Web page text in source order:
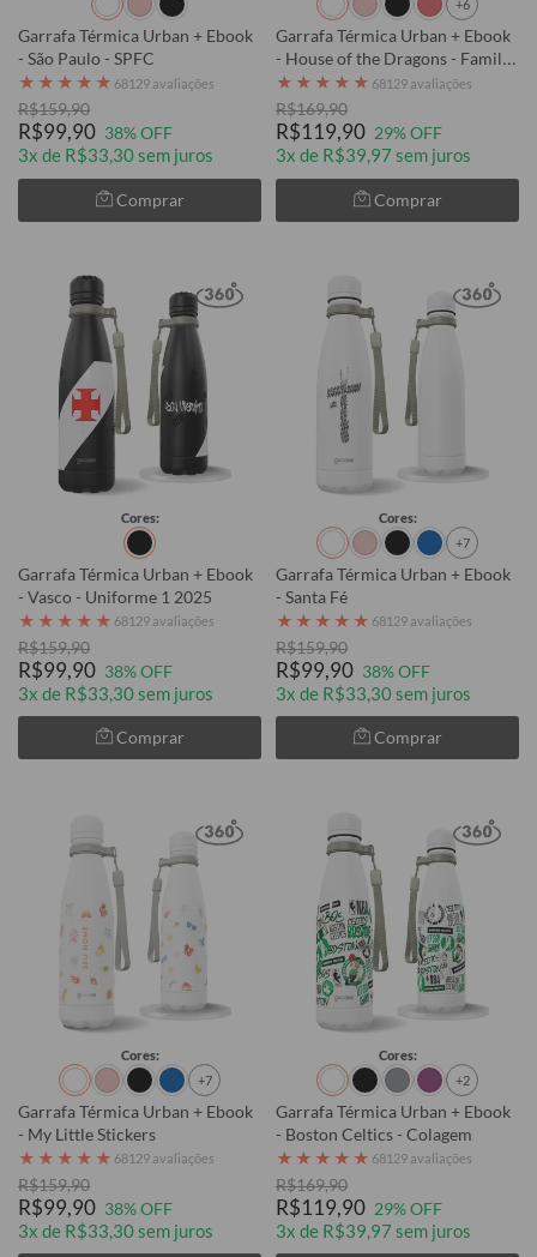
Garrafa Térmica Urban + Ebook
- São Paulo - SPFC
★ ★ ★ ★ ★ 68129 avaliações
R$159,90
R$99,90 38% OFF
3x de R$33,30 sem juros
Comprar
+6
Garrafa Térmica Urban + Ebook
- House of the Dragons - Family
Tree
★ ★ ★ ★ ★ 68129 avaliações
R$169,90
R$119,90 29% OFF
3x de R$39,97 sem juros
Comprar
Cores:
Garrafa Térmica Urban + Ebook
- Vasco - Uniforme 1 2025
★ ★ ★ ★ ★ 68129 avaliações
R$159,90
R$99,90 38% OFF
3x de R$33,30 sem juros
Comprar
Cores:
+7
Garrafa Térmica Urban + Ebook
- Santa Fé
★ ★ ★ ★ ★ 68129 avaliações
R$159,90
R$99,90 38% OFF
3x de R$33,30 sem juros
Comprar
Cores:
+7
Garrafa Térmica Urban + Ebook
- My Little Stickers
★ ★ ★ ★ ★ 68129 avaliações
R$159,90
R$99,90 38% OFF
3x de R$33,30 sem juros
Cores:
+2
Garrafa Térmica Urban + Ebook
- Boston Celtics - Colagem
★ ★ ★ ★ ★ 68129 avaliações
R$169,90
R$119,90 29% OFF
3x de R$39,97 sem juros